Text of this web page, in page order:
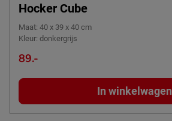
Hocker Cube
Maat: 40 x 39 x 40 cm
Kleur: donkergrijs
89.-
In winkelwagen